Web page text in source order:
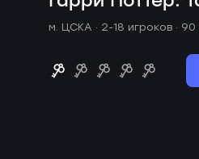
м. ЦСКА · 2-18 игроков ·